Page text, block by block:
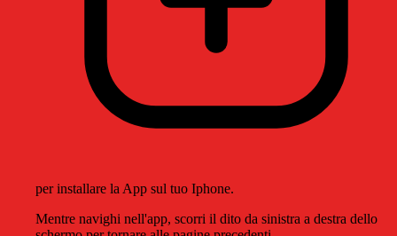
per installare la App sul tuo Iphone.
Mentre navighi nell'app, scorri il dito da sinistra a destra dello